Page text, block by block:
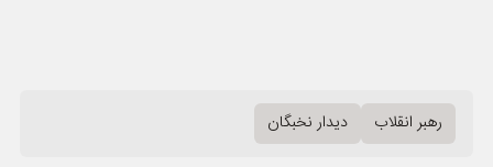
رهبر انقلاب دیدار نخبگان